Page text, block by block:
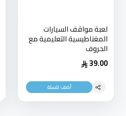
لعبة مواقف السيارات
المغناطيسية التعليمية مع
الحروف
39.00
أضف للسلة